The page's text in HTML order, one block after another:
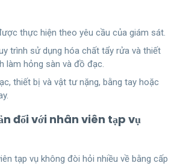
thực hiện theo yêu cầu của giám sát.
trình sử dụng hóa chất tẩy rửa và thiết
làm hỏng sàn và đồ đạc.
thiết bị và vật tư nặng, bằng tay hoặc
đối với nhân viên tạp vụ
tạp vụ không đòi hỏi nhiều về bằng cấp